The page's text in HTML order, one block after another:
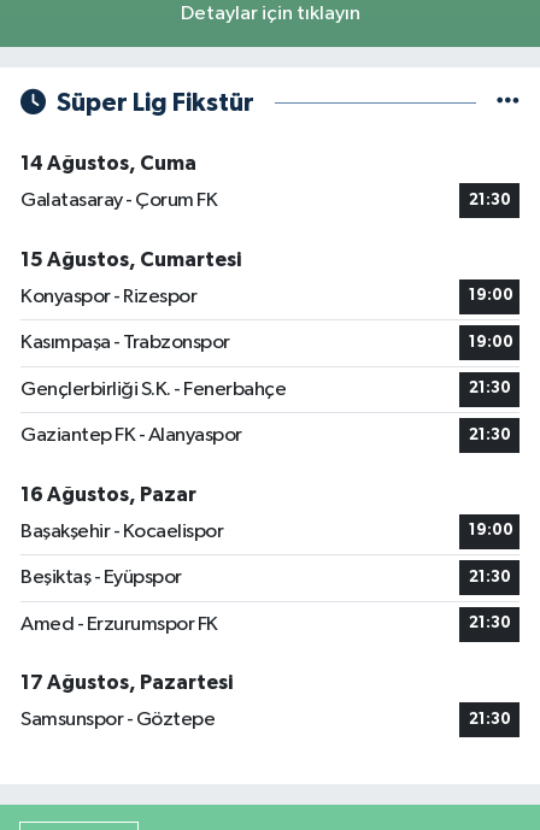
Detaylar için tıklayın
Süper Lig Fikstür
14 Ağustos, Cuma
Galatasaray - Çorum FK
21:30
15 Ağustos, Cumartesi
Konyaspor - Rizespor
19:00
Kasımpaşa - Trabzonspor 19:00
Gençlerbirliği S.K. - Fenerbahçe 21:30
Gaziantep FK - Alanyaspor 21:30
16 Ağustos, Pazar
Başakşehir - Kocaelispor
19:00
Beşiktaş - Eyüpspor 21:30
Amed - Erzurumspor FK 21:30
17 Ağustos, Pazartesi
Samsunspor - Göztepe
21:30